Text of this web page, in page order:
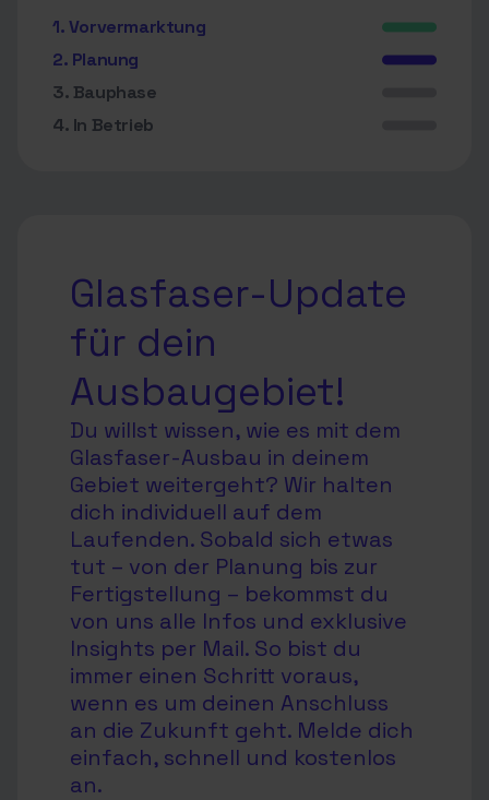
1. Vorvermarktung
2. Planung
3. Bauphase
4. In Betrieb
Glasfaser-Update
für dein
Ausbaugebiet!
Du willst wissen, wie es mit dem
Glasfaser-Ausbau in deinem
Gebiet weitergeht? Wir halten
dich individuell auf dem
Laufenden. Sobald sich etwas
tut – von der Planung bis zur
Fertigstellung – bekommst du
von uns alle Infos und exklusive
Insights per Mail. So bist du
immer einen Schritt voraus,
wenn es um deinen Anschluss
an die Zukunft geht. Melde dich
einfach, schnell und kostenlos
an.